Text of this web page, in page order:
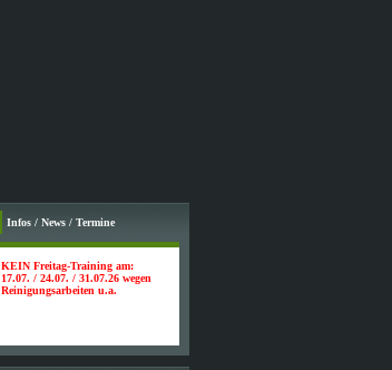
Infos / News / Termine
KEIN Freitag-Training am:
17.07. / 24.07. / 31.07.26 wegen
Reinigungsarbeiten u.a.